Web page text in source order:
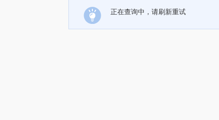
正在查询中，请刷新重试